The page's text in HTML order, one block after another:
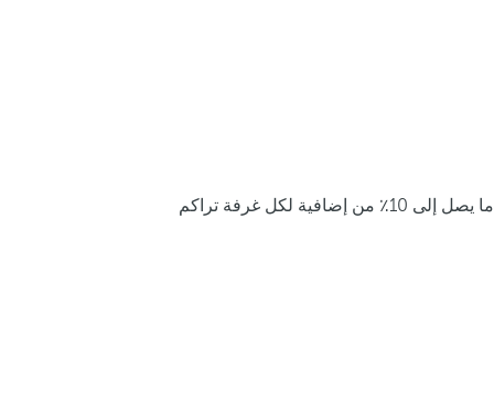
ما يصل إلى 10٪ من إضافية لكل غرفة تراكم